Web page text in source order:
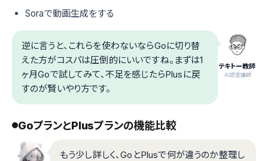
Soraで動画生成をする
テキトー教師
.AI認定講師
逆に言うと、これらを使わないならGoに切り替
えた方がコスパは圧倒的にいいですね。まずは1
ヶ月Goで試してみて、不足を感じたらPlusに戻
すのが賢いやり方です。
GoプランとPlusプランの機能比較
もう少し詳しく、GoとPlusで何が違うのか整理し